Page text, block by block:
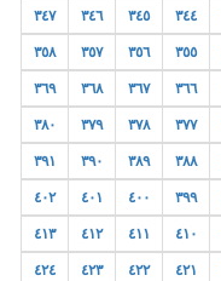
٣٤٤ ٣٤٥ ٣٤٦ ٣٤٧
٣٥٥ ٣٥٦ ٣٥٧ ٣٥٨
٣٦٦ ٣٦٧ ٣٦٨ ٣٦٩
٣٧٧ ٣٧٨ ٣٧٩ ٣٨٠
٣٨٨ ٣٨٩ ٣٩٠ ٣٩١
٣٩٩ ٤٠٠ ٤٠١ ٤٠٢
٤١٠ ٤١١ ٤١٢ ٤١٣
٤٢١ ٤٢٢ ٤٢٣ ٤٢٤